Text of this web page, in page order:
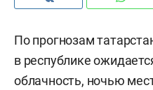
По прогнозам
в республике
облачность, ночью